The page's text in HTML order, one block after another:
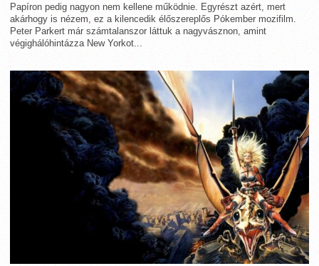
Papíron pedig nagyon nem kellene működnie. Egyrészt azért, mert
akárhogy is nézem, ez a kilencedik élőszereplős Pókember mozifilm.
Peter Parkert már számtalanszor láttuk a nagyvásznon, amint
végighálóhintázza New Yorkot...